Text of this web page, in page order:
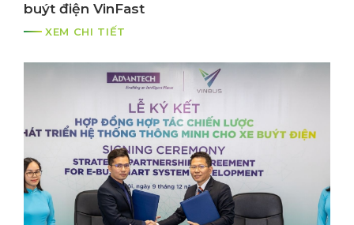
buýt điện VinFast
XEM CHI TIẾT